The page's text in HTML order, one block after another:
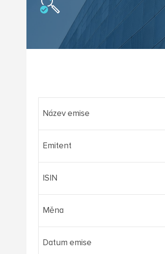
Název emise
Emitent
ISIN
Měna
Datum emise